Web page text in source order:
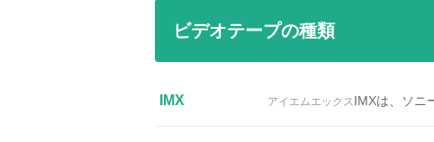
ビデオテープの種類
IMX アイエムエックスIMXは、ソニ